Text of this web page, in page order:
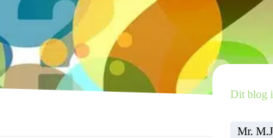
Dit blog
Mr.